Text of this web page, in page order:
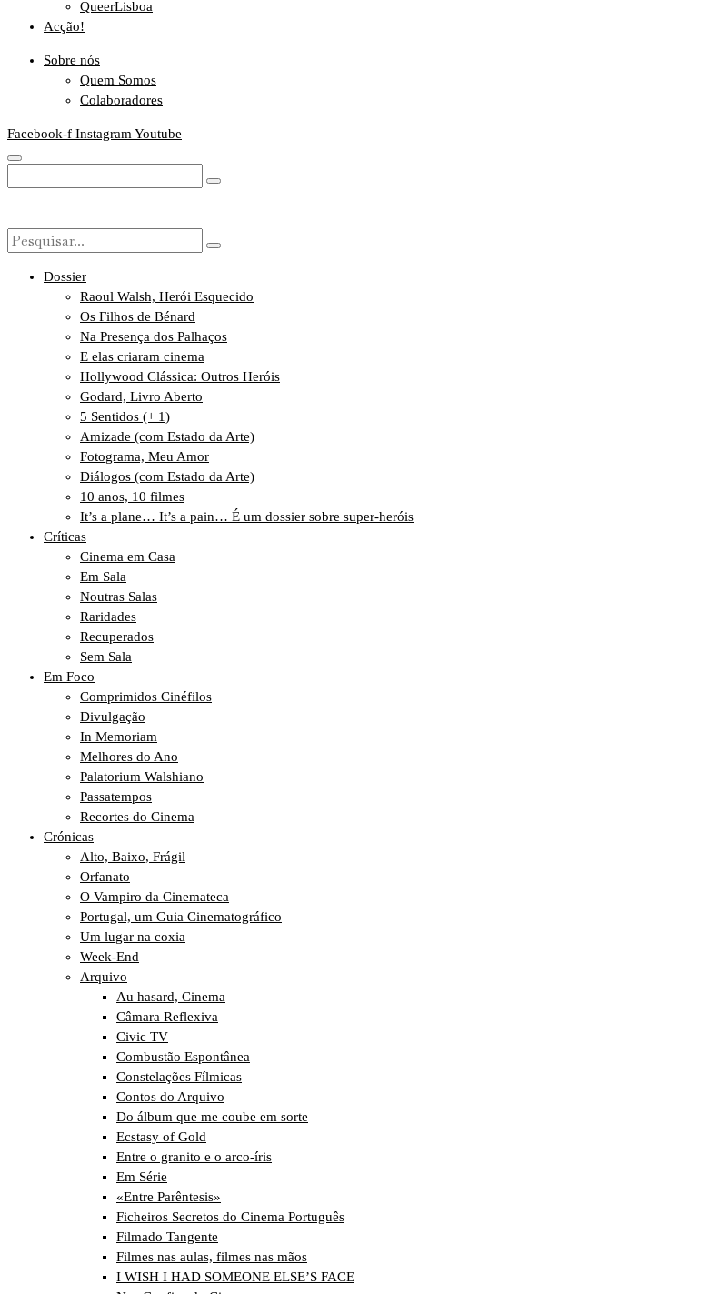
QueerLisboa
Acção!
Sobre nós
Quem Somos
Colaboradores
Facebook-f Instagram Youtube
Dossier
Raoul Walsh, Herói Esquecido
Os Filhos de Bénard
Na Presença dos Palhaços
E elas criaram cinema
Hollywood Clássica: Outros Heróis
Godard, Livro Aberto
5 Sentidos (+ 1)
Amizade (com Estado da Arte)
Fotograma, Meu Amor
Diálogos (com Estado da Arte)
10 anos, 10 filmes
It’s a plane… It’s a pain… É um dossier sobre super-heróis
Críticas
Cinema em Casa
Em Sala
Noutras Salas
Raridades
Recuperados
Sem Sala
Em Foco
Comprimidos Cinéfilos
Divulgação
In Memoriam
Melhores do Ano
Palatorium Walshiano
Passatempos
Recortes do Cinema
Crónicas
Alto, Baixo, Frágil
Orfanato
O Vampiro da Cinemateca
Portugal, um Guia Cinematográfico
Um lugar na coxia
Week-End
Arquivo
Au hasard, Cinema
Câmara Reflexiva
Civic TV
Combustão Espontânea
Constelações Fílmicas
Contos do Arquivo
Do álbum que me coube em sorte
Ecstasy of Gold
Entre o granito e o arco-íris
Em Série
«Entre Parêntesis»
Ficheiros Secretos do Cinema Português
Filmado Tangente
Filmes nas aulas, filmes nas mãos
I WISH I HAD SOMEONE ELSE’S FACE